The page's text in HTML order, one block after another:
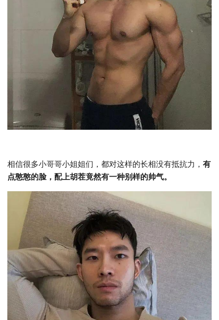
相信很多小哥哥小姐姐们，都对这样的长相没有抵抗力， 有
点憨憨的脸，配上胡茬竟然有一种别样的帅气。